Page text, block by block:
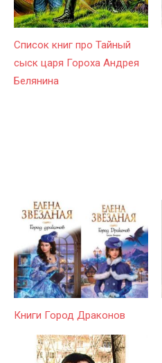
Список книг про Тайный
сыск царя Гороха Андрея
Белянина
Книги Город Драконов